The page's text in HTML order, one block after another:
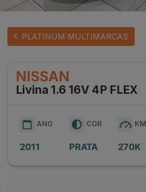
PLATINUM MULTIMARCAS
NISSAN
Livina 1.6 16V 4P FLEX
ANO
2011
COR
PRATA
KM
270K